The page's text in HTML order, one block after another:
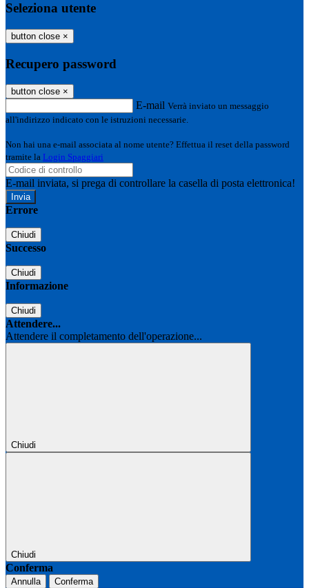
Seleziona utente
button close ×
Recupero password
button close ×
E-mail Verrà inviato un messaggio
all'indirizzo indicato con le istruzioni necessarie.
Non hai una e-mail associata al nome utente? Effettua il reset della password
tramite la Login Spaggiari
E-mail inviata, si prega di controllare la casella di posta elettronica!
Errore
Chiudi
Successo
Chiudi
Informazione
Chiudi
Attendere...
Attendere il completamento dell'operazione...
Chiudi
Chiudi
Conferma
Annulla Conferma